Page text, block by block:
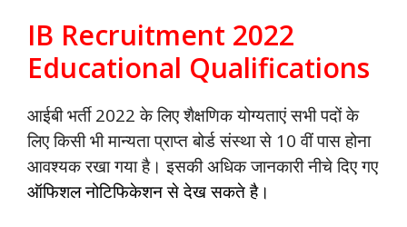
IB Recruitment 2022
Educational Qualifications
आईबी भर्ती 2022 के लिए शैक्षणिक योग्यताएं सभी पदों के
लिए किसी भी मान्यता प्राप्त बोर्ड संस्था से 10 वीं पास होना
आवश्यक रखा गया है। इसकी अधिक जानकारी नीचे दिए गए
ऑफिशल नोटिफिकेशन से देख सकते है।